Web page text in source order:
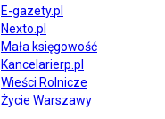
E-gazety.pl
Nexto.pl
Mała księgowość
Kancelarierp.pl
Wieści Rolnicze
Życie Warszawy